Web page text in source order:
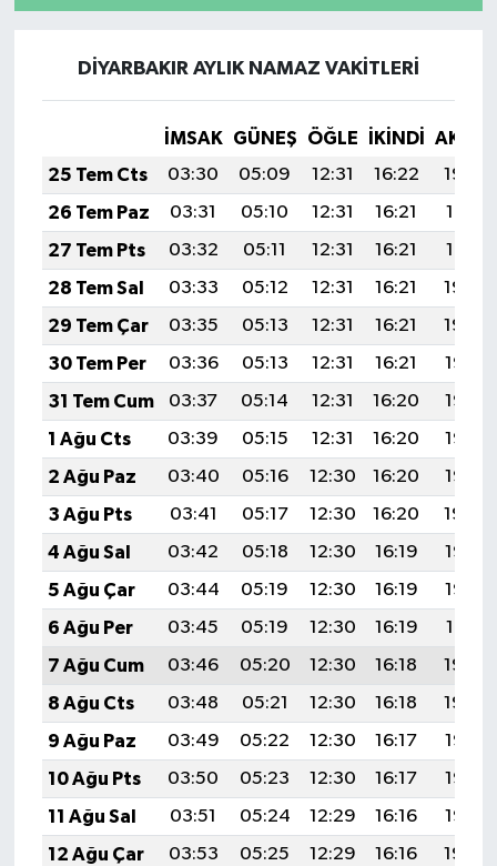
DİYARBAKIR AYLIK NAMAZ VAKITLERI
İMSAK GÜNEŞ ÖĞLE İKINDI
25 Tem Cts
03:30 05:09 12:31 16:22
19:42
26 Tem Paz
03:31 05:10 12:31 16:21
19:41
27 Tem Pts
03:32 05:11 12:31 16:21
19:41
28 Tem Sal
03:33 05:12 12:31 16:21
19:40
29 Tem Çar
03:35 05:13 12:31 16:21
19:39
30 Tem Per
03:36 05:13 12:31 16:21
19:38
31 Tem Cum
03:37 05:14 12:31 16:20
19:37
1 Ağu Cts
03:39 05:15 12:31 16:20
19:36
2 Ağu Paz
03:40 05:16 12:30 16:20
19:35
3 Ağu Pts
03:41 05:17 12:30 16:20
19:34
4 Ağu Sal
03:42 05:18 12:30 16:19
19:33
5 Ağu Çar
03:44 05:19 12:30 16:19
19:32
6 Ağu Per
03:45 05:19 12:30 16:19
19:31
7 Ağu Cum
03:46 05:20 12:30 16:18
19:30
8 Ağu Cts
03:48 05:21 12:30 16:18
19:29
9 Ağu Paz
03:49 05:22 12:30 16:17
19:28
10 Ağu Pts
03:50 05:23 12:30 16:17
19:26
11 Ağu Sal
03:51 05:24 12:29 16:16
19:25
12 Ağu Çar
03:53 05:25 12:29 16:16
19:24